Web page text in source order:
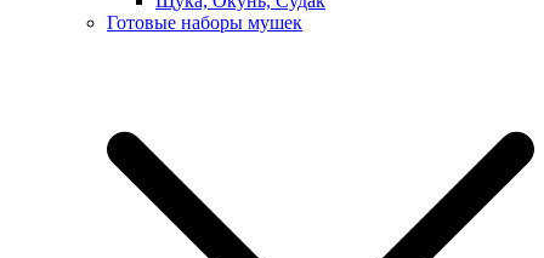
Готовые наборы мушек